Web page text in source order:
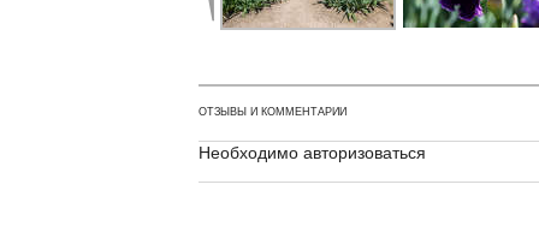
ОТЗЫВЫ И КОММЕНТАРИИ
Необходимо авторизоваться